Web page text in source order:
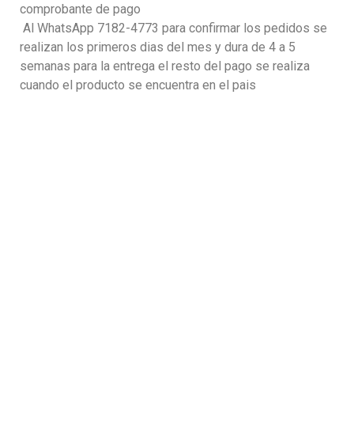
comprobante de pago
Al WhatsApp 7182-4773 para confirmar los pedidos se
realizan los primeros dias del mes y dura de 4 a 5
semanas para la entrega el resto del pago se realiza
cuando el producto se encuentra en el pais